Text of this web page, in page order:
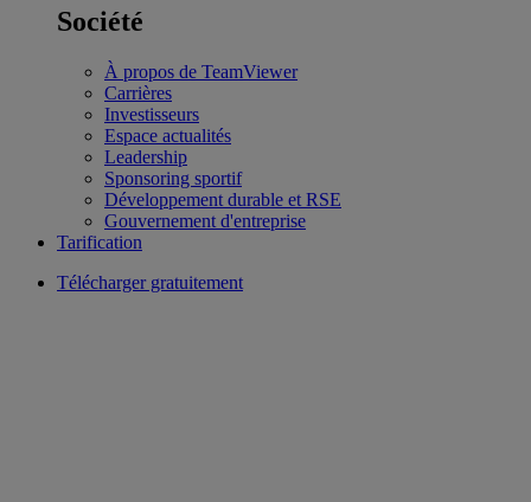
Société
À propos de TeamViewer
Carrières
Investisseurs
Espace actualités
Leadership
Sponsoring sportif
Développement durable et RSE
Gouvernement d'entreprise
Tarification
Télécharger gratuitement